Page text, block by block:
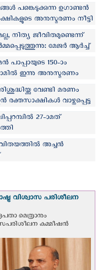
പങ്കെടുക്കുന്ന ഉഗാണ്ടൻ
അനുസ്മരണം നീട്ടി
നിത്യ ജീവിതമുണ്ടെന്ന്
മേജര്‍ ആര്‍ച്ച്
തട്ടില്‍
പാപ്പായുടെ 150-ാം
ഇന്നു അനുസ്മരണം
വേണ്ടി മരണം
രക്തസാക്ഷികൾ വാഴ്ത്തപ്പെട്ട
27-ാമത്
അച്ചന്‍
വിശ്വാസ പരിശീലന
മെത്രാനും
കമ്മീഷൻ